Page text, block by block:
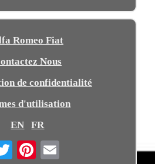
Romeo Fiat
Nous
de confidentialité
d'utilisation
EN
FR